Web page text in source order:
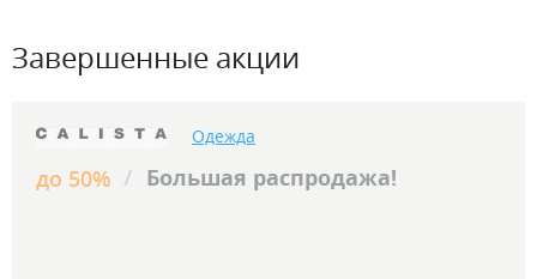
Завершенные акции
Одежда
до 50% / Большая распродажа!